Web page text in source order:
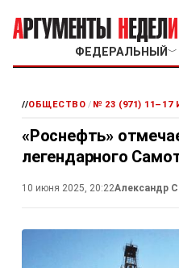
ФЕДЕРАЛЬНЫЙ ﹀
//ОБЩЕСТВО / № 23 (971) 11–17
«Роснефть»
легендарного
10 июня 2025, 20:22Александр